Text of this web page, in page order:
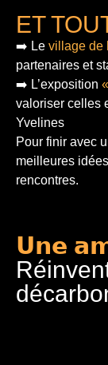
ET
➡️ Le village de
partenaires et
➡️ L’exposition
valoriser celles
Yvelines
Pour finir avec
meilleures
rencontres.
𝗨𝗻𝗲